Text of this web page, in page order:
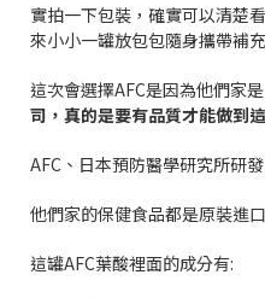
實拍一下包裝，確實可以清楚
來小小一罐放包包隨身攜帶補
這次會選擇AFC是因為他們家是
司 ，真的是要有品質才能做到
AFC 、日本預防醫學研究所研發
他們家的保健食品都是原裝進口
這罐AFC葉酸裡面的成分有: